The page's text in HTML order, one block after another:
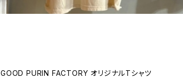
GOOD PURIN FACTORY オリジナルTシャツ